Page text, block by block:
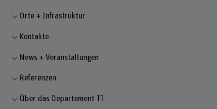
Orte + Infrastruktur
Kontakte
News + Veranstaltungen
Referenzen
Über das Departement TI